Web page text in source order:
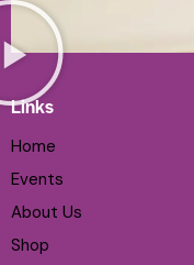
Links
Home
Events
About Us
Shop